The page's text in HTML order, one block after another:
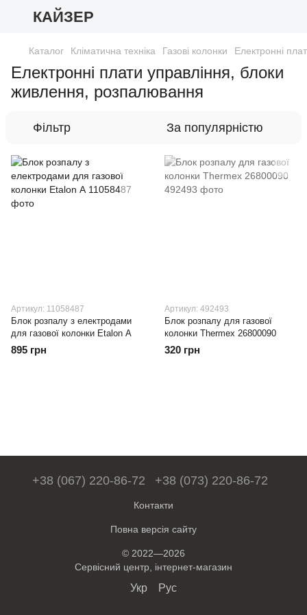
КАЙЗЕР
Каталог Кліматична техніка Газові колонки Електронні
Електронні плати управління, блоки
живлення, розпалювання
Фільтр За популярністю
Артикул: 11058487
Блок розпалу з електродами
для газової колонки Etalon А
895 грн
Артикул: 492493
Блок розпалу для газової
колонки Thermex 26800090
320 грн
+38 (067) 220-86-72 +38 (073) 220-86-72
Контакти
Повна версія сайту
© 2022—2026
Сервісний центр, інтернет-магазин
Укр Рус